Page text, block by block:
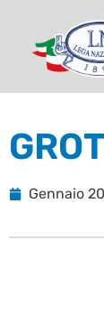
Gennaio